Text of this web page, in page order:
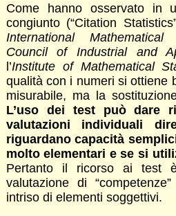
Come hanno osservato in
congiunto (“Citation
International Mathematical
Council of Industrial and
l’Institute of Mathematical
qualità con i numeri si ottiene
misurabile, ma la
L’uso dei test può dare
valutazioni individuali
riguardano capacità
molto elementari e se si
Pertanto il ricorso ai test
valutazione di
intriso di elementi soggettivi.